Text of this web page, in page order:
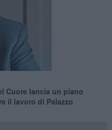
Cuore lancia un piano
il lavoro di Palazzo